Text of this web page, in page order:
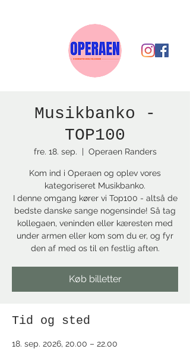
Musikbanko -
TOP100
fre. 18. sep.
  |
Operaen Randers
Kom ind i Operaen og oplev vores
kategoriseret Musikbanko.
I denne omgang kører vi Top100 - altså de
bedste danske sange nogensinde! Så tag
kollegaen, veninden eller kæresten med
under armen eller kom som du er, og fyr
den af med os til en festlig aften.
Køb billetter
Tid og sted
18. sep. 2026, 20.00 – 22.00